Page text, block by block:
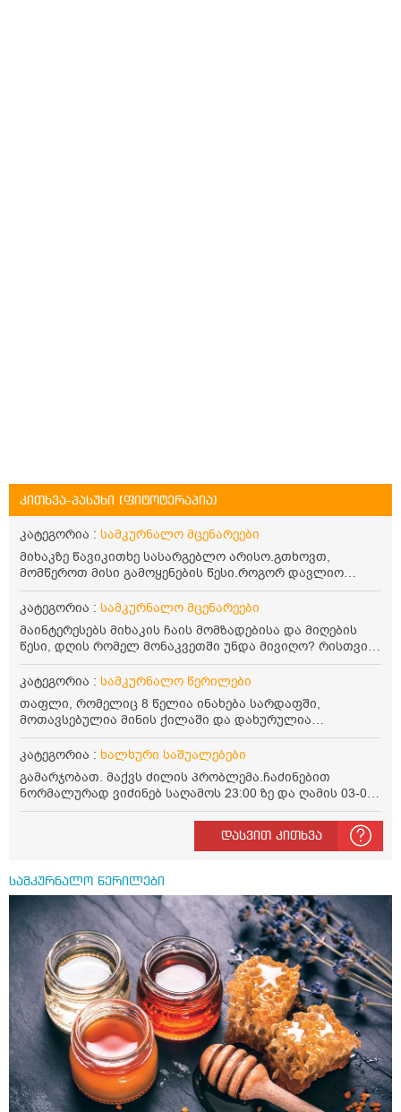
კითხვა-პასუხი (ფიტოტერაპია)
კატეგორია : სამკურნალო მცენარეები
მიხაკზე წავიკითხე სასარგებლო არისო.გთხოვთ,
მომწეროთ მისი გამოყენების წესი.როგორ დავლიო
მიხაკის ჩაი. ასევე მაინტერესებს ლეიკოციტები მაქვს
ოდნავ დაბალი და წავიკითხე ლეიკოციტების დონეს
მაღლა წევსო და ასეა?
კატეგორია : სამკურნალო მცენარეები
მაინტერესებს მიხაკის ჩაის მომზადებისა და მიღების
წესი, დღის რომელ მონაკვეთში უნდა მივიღო? რისთვის
არის სასარგებლო და უკუჩვენება თუ აქვს
კატეგორია : სამკურნალო წერილები
თაფლი, რომელიც 8 წელია ინახება სარდაფში,
მოთავსებულია მინის ქილაში და დახურულია
პლასტმასის სახურავით. ექნება თუ არა შენარჩუნებული
სასარგებლო თვისებები და შეიძლება თუ არა მისი
მირთმევა? გმადლობთ.
კატეგორია : ხალხური საშუალებები
გამარჯობათ. მაქვს ძილის პრობლემა.ჩაძინებით
ნორმალურად ვიძინებ საღამოს 23:00 ზე და ღამის 03-00
ან 04:00 საათზე მეღვიძება და მერე ვერ ვიძინებ
ვერაფრით.რამე ხალხური საშუალება თუ არის ამ
დასვით კითხვა
სამკურნალო წერილები